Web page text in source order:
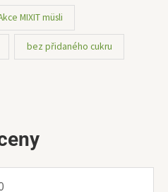
MIXIT müsli
bez přidaného cukru